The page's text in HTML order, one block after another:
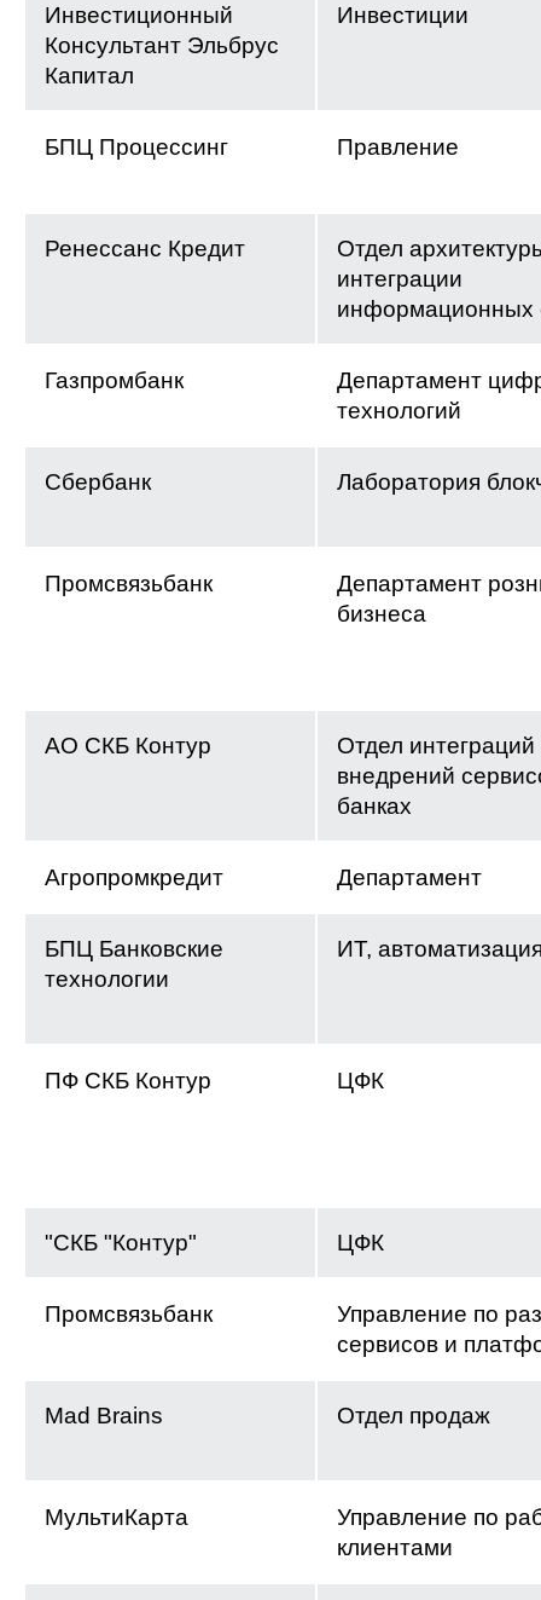
Инвестиционный
Консультант Эльбрус
Капитал
Инвестиции
БПЦ Процессинг Правление
Ренессанс Кредит
Отдел
интеграции
информационных
Газпромбанк
Департамент
технологий
Сбербанк Лаборатория
Промсвязьбанк
Департамент
бизнеса
АО СКБ Контур
Отдел интеграций
внедрений
банках
Агропромкредит Департамент
БПЦ Банковские
технологии
ИТ,
ПФ СКБ Контур ЦФК
"СКБ "Контур" ЦФК
Промсвязьбанк
Управление по
сервисов и
Mad Brains Отдел продаж
МультиКарта
Управление по
клиентами